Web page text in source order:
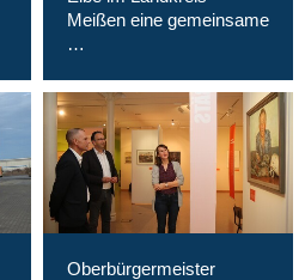
Meißen eine gemeinsame
…
Oberbürgermeister